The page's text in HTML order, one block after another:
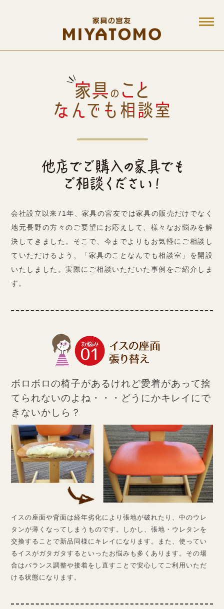
会社設立以来71年、家具の宮友では家具の販売だけでなく
地元長野の方々のご要望にお応えして、様々なお悩みを解
決してきました。 そこで、今までよりもお気軽にご相談し
ていただけるよう、「家具のことなんでも相談室」を開設
いたしました。実際にご相談いただいた事例をご紹介しま
す。
ボロボロの椅子があるけれど愛着があって捨
てられないのよね・・・ どうにかキレイにで
きないかしら？
イスの座面や背面は経年劣化により張地が破れたり、中のウレ
タンが薄くなってしまうものです。しかし、張地・ウレタンを
交換することで新品同様にキレイになります。また、使ってい
るイスがガタガタするといったお悩みも多くあります。その場
合はバランス調整や接着をし直すことで安心してご利用いただ
ける状態になります。